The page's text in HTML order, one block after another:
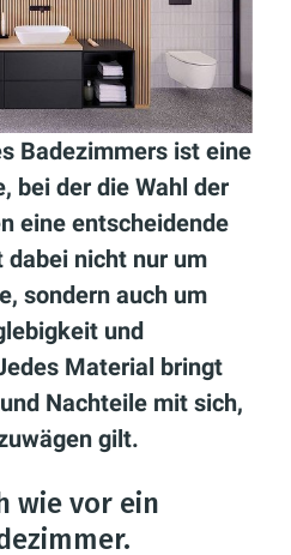
Badezimmers ist eine
bei der die Wahl der
eine entscheidende
dabei nicht nur um
sondern auch um
und
Material bringt
Nachteile mit sich,
gilt.
wie vor ein